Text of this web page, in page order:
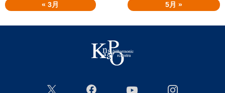
« 3月 5月 »